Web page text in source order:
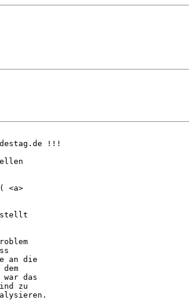
!!!
<a>
an die
das
zu